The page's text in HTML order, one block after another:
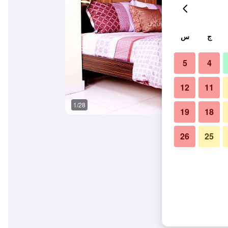
1/28
ج س
4
5
11
12
18
19
25
26